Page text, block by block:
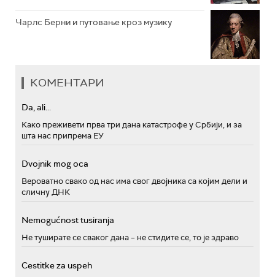
Чарлс Берни и путовање кроз музику
КОМЕНТАРИ
Da, ali...
Како преживети прва три дана катастрофе у Србији, и за
шта нас припрема ЕУ
Dvojnik mog oca
Вероватно свако од нас има свог двојника са којим дели и
сличну ДНК
Nemogućnost tusiranja
Не туширате се сваког дана – не стидите се, то је здраво
Cestitke za uspeh